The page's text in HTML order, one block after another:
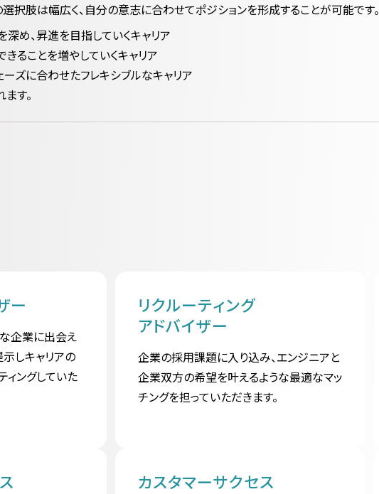
選択肢は幅広く、自分の意志に合わせてポジションを形成することが可能です。
深め、昇進を目指していくキャリア
きることを増やしていくキャリア
ーズに合わせたフレキシブルなキャリア
す。
ー
企業に出会え
しキャリアの
ィングしていた
リクルーティング
アドバイザー
企業の採用課題に入り込み、エンジニアと
企業双方の希望を叶えるような最適なマッ
チングを担っていただきます。
カスタマーサクセス